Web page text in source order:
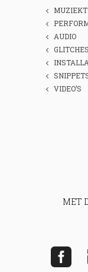
AUDIO
GLITCHES
VIDEO’S
MET